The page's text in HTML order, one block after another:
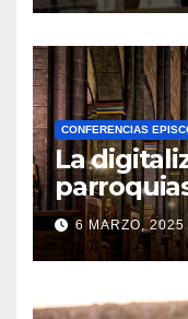
CONFERENCIAS
La
realidad
la Iglesia
6 MARZO, 2025